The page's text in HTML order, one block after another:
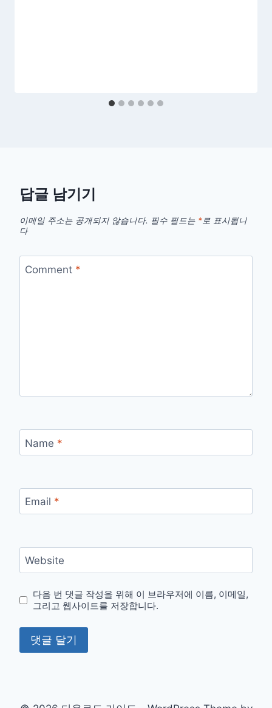
답글 남기기
이메일 주소는 공개되지 않습니다. 필수 필드는 *로 표시됩니
다
Comment *
Name *
Email *
Website
다음 번 댓글 작성을 위해 이 브라우저에 이름, 이메일,
그리고 웹사이트를 저장합니다.